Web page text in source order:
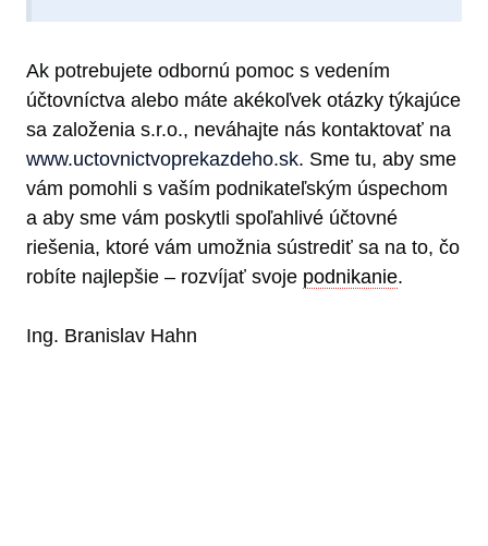
Ak potrebujete odbornú pomoc s vedením
účtovníctva alebo máte akékoľvek otázky týkajúce
sa založenia s.r.o., neváhajte nás kontaktovať na
www.uctovnictvoprekazdeho.sk. Sme tu, aby sme
vám pomohli s vaším podnikateľským úspechom
a aby sme vám poskytli spoľahlivé účtovné
riešenia, ktoré vám umožnia sústrediť sa na to, čo
robíte najlepšie – rozvíjať svoje podnikanie.
Ing. Branislav Hahn